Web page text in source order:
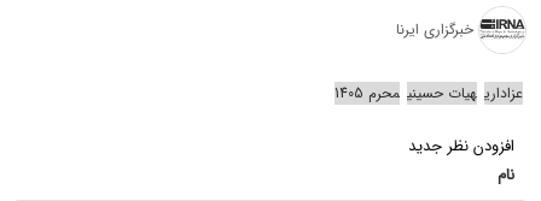
خبرگزاری ایرنا
عزاداری هیات حسینی محرم 1405
افزودن نظر جدید
نام